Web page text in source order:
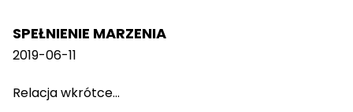
SPEŁNIENIE MARZENIA
2019-06-11
Relacja wkrótce...